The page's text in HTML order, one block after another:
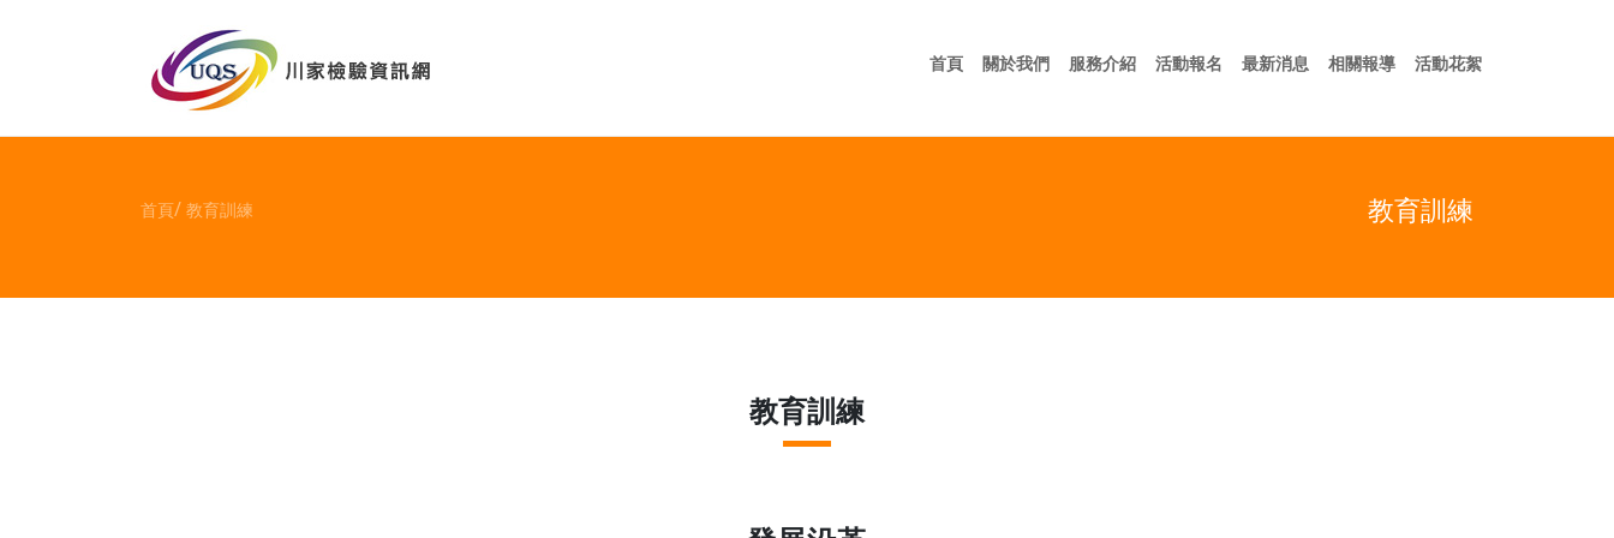
首頁首頁關於我們關於我們
服務介紹服務介紹
活動報名 活動報名
最新消息 最新消息
相關報導相關報導
活動花絮活動花絮
首頁 教育訓練 教育訓練
教育訓練